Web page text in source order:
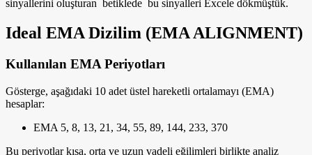
sinyallerini oluşturan betiklede bu sinyalleri Excele dökmüştük.
Ideal EMA Dizilim (EMA ALIGNMENT)
Kullanılan EMA Periyotları
Gösterge, aşağıdaki 10 adet üstel hareketli ortalamayı (EMA)
hesaplar:
EMA 5, 8, 13, 21, 34, 55, 89, 144, 233, 370
Bu periyotlar kısa, orta ve uzun vadeli eğilimleri birlikte analiz